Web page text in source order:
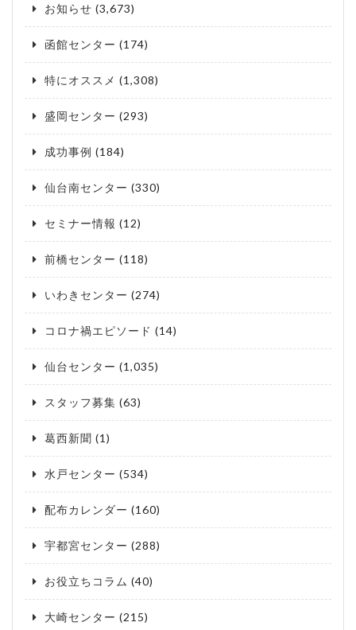
お知らせ (3,673)
函館センター (174)
特にオススメ (1,308)
盛岡センター (293)
成功事例 (184)
仙台南センター (330)
セミナー情報 (12)
前橋センター (118)
いわきセンター (274)
コロナ禍エピソード (14)
仙台センター (1,035)
スタッフ募集 (63)
葛西新聞 (1)
水戸センター (534)
配布カレンダー (160)
宇都宮センター (288)
お役立ちコラム (40)
大崎センター (215)